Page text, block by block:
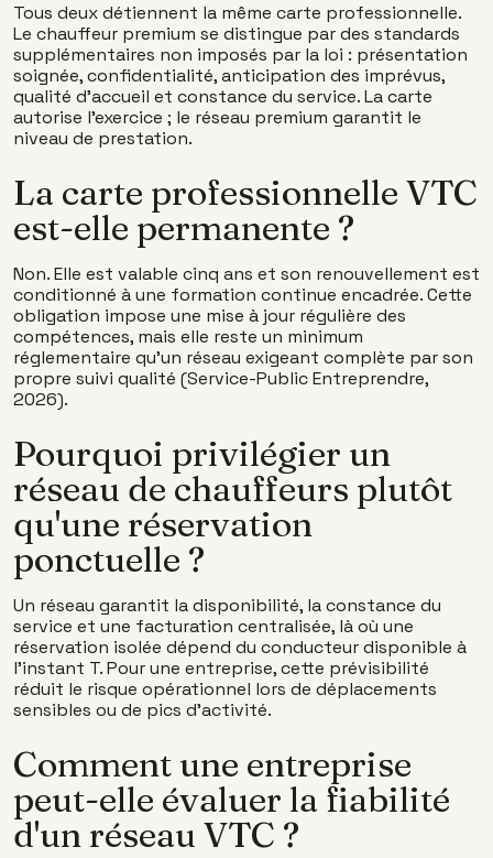
Tous deux détiennent la même carte professionnelle.
Le chauffeur premium se distingue par des standards
supplémentaires non imposés par la loi : présentation
soignée, confidentialité, anticipation des imprévus,
qualité d'accueil et constance du service. La carte
autorise l'exercice ; le réseau premium garantit le
niveau de prestation.
La carte professionnelle VTC
est-elle permanente ?
Non. Elle est valable cinq ans et son renouvellement est
conditionné à une formation continue encadrée. Cette
obligation impose une mise à jour régulière des
compétences, mais elle reste un minimum
réglementaire qu'un réseau exigeant complète par son
propre suivi qualité (Service-Public Entreprendre,
2026).
Pourquoi privilégier un
réseau de chauffeurs plutôt
qu'une réservation
ponctuelle ?
Un réseau garantit la disponibilité, la constance du
service et une facturation centralisée, là où une
réservation isolée dépend du conducteur disponible à
l'instant T. Pour une entreprise, cette prévisibilité
réduit le risque opérationnel lors de déplacements
sensibles ou de pics d'activité.
Comment une entreprise
peut-elle évaluer la fiabilité
d'un réseau VTC ?